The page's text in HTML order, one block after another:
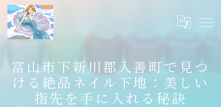
富山市下新川郡入善町で見つ
ける絶品ネイル下地：美しい
指先を手に入れる秘訣